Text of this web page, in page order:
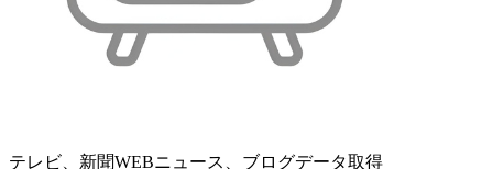
テレビ、新聞WEBニュース、ブログデータ取得